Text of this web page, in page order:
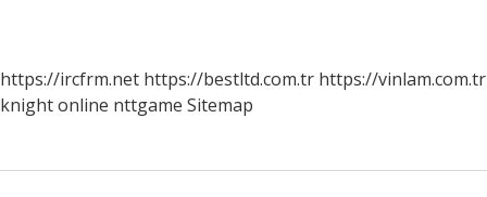
https://ircfrm.net https://bestltd.com.tr https://vinlam.com.tr
knight online nttgame Sitemap